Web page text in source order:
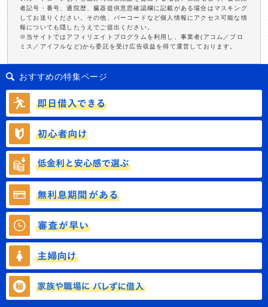
者記号・番号、通院歴、臓器提供意思確認欄に記載がある場合はマスキング
してお送りください。その他、バーコードなど個人情報にアクセス可能な情
報についても隠したうえでご提出ください。
※当サイトではアフィリエイトプログラムを利用し、事業者(アコム／プロ
ミス／アイフルなど)から委託を受け広告収益を得て運営しております。
おすすめの特集ページ